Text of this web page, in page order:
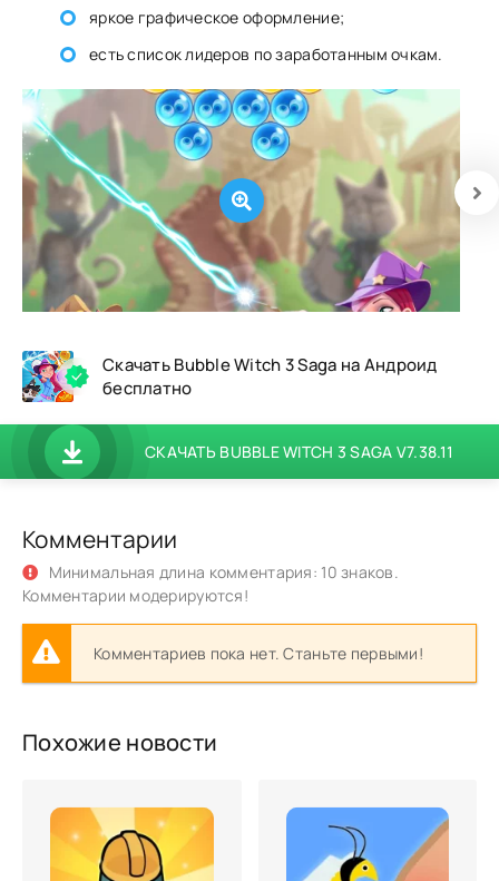
яркое графическое оформление;
есть список лидеров по заработанным очкам.
Скачать Bubble Witch 3 Saga на Андроид
бесплатно
СКАЧАТЬ BUBBLE WITCH 3 SAGA V7.38.11
Комментарии
Минимальная длина комментария: 10 знаков.
Комментарии модерируются!
Комментариев пока нет. Станьте первыми!
Похожие новости